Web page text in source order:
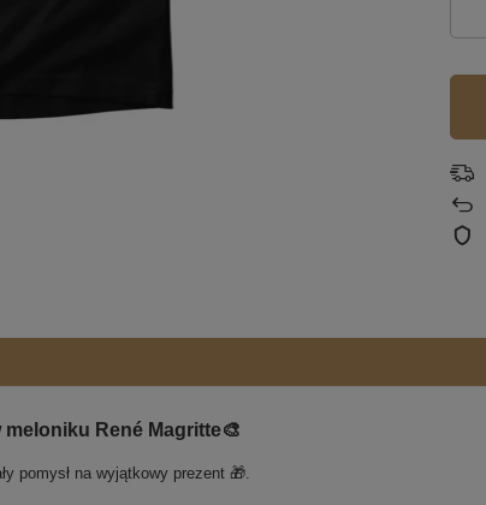
René Magritte🎨
pomysł na wyjątkowy prezent 🎁.